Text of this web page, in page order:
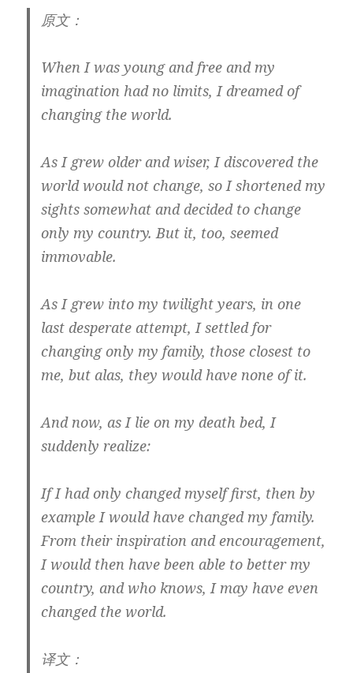
原文：
When I was young and free and my
imagination had no limits, I dreamed of
changing the world.
As I grew older and wiser, I discovered the
world would not change, so I shortened my
sights somewhat and decided to change
only my country. But it, too, seemed
immovable.
As I grew into my twilight years, in one
last desperate attempt, I settled for
changing only my family, those closest to
me, but alas, they would have none of it.
And now, as I lie on my death bed, I
suddenly realize:
If I had only changed myself first, then by
example I would have changed my family.
From their inspiration and encouragement,
I would then have been able to better my
country, and who knows, I may have even
changed the world.
译文：